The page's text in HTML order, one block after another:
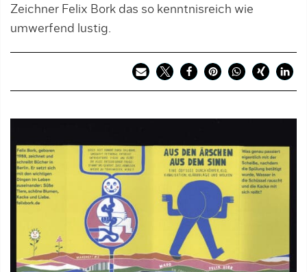
Zeichner Felix Bork das so kenntnisreich wie
umwerfend lustig.